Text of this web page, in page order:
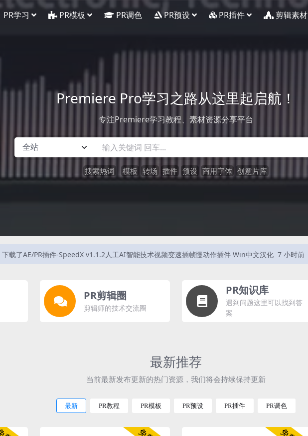
PR学习 PR模板 PR调色 PR预设 PR插件 剪辑素材
Premiere Pro学习之路从这里起启航！
专注Premiere学习教程、素材资源分享平台
搜索热词 模板 转场 插件 预设 商用字体 创意片库
下载了AE/PR插件-SpeedX v1.1.2人工AI智能技术视频变速插帧慢动作插件 Win中文汉化 7 小时前
PR剪辑圈
剪辑师的技术交流圈
PR知识库
遇到问题这里可以找到答
案
最新推荐
当前最新发布更新的热门资源，我们将会持续保持更新
最新 PR教程 PR模板 PR预设 PR插件 PR调色